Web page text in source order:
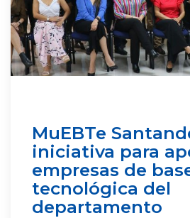
MuEBTe
iniciativa para
empresas de
tecnológica del
departamento